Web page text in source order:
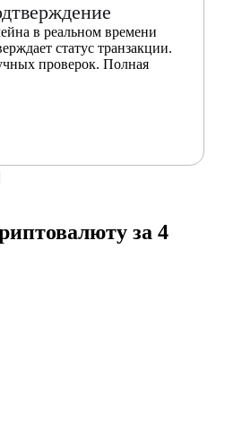
в реальном времени
статус транзакции.
проверок. Полная
за 4